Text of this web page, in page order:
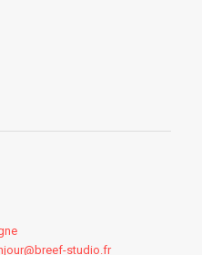
studio.fr